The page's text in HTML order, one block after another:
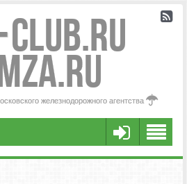
Club.RU
железнодорожного агентства